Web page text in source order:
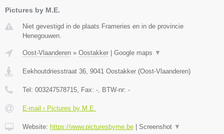
Pictures by M.E.
Niet gevestigd in de plaats Frameries en in de provincie
Henegouwen.
Oost-Vlaanderen » Oostakker Google maps ▼
Eekhoutdriesstraat 36, 9041 Oostakker (Oost-Vlaanderen)
Tel: 003247578715, Fax: -, BTW-nr: -
E-mail › Pictures by M.E.
Website: https://www.picturesbyme.be Screenshot ▼